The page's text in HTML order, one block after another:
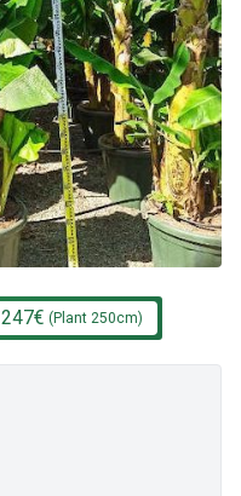
247€ (Plant 250cm)